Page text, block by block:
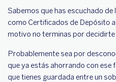
Sabemos que has escuchado
como Certificados de Depósito
motivo no terminas por
Probablemente sea por
que ya estás ahorrando con ese
que tienes guardada entre un